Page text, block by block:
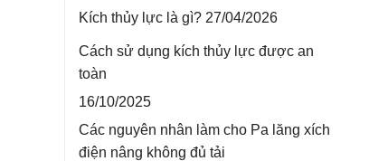
Kích thủy lực là gì? 27/04/2026
Cách sử dụng kích thủy lực được an
toàn
16/10/2025
Các nguyên nhân làm cho Pa lăng xích
điện nâng không đủ tải